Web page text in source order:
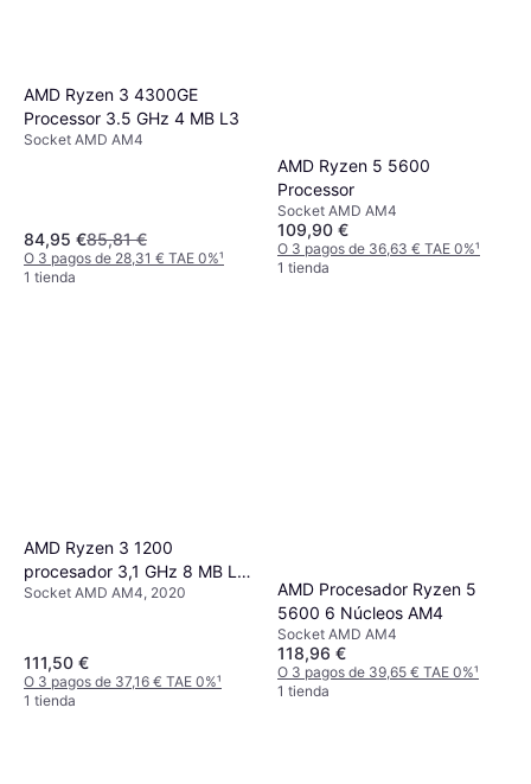
AMD Ryzen 3 4300GE
Processor 3.5 GHz 4 MB L3
Socket AMD AM4
84,95 €85,81 €
O 3 pagos de 28,31 € TAE 0%¹
1 tienda
AMD Ryzen 5 5600
Processor
Socket AMD AM4
109,90 €
O 3 pagos de 36,63 € TAE 0%¹
1 tienda
AMD Ryzen 3 1200
procesador 3,1 GHz 8 MB L3
Caja
Socket AMD AM4, 2020
111,50 €
O 3 pagos de 37,16 € TAE 0%¹
1 tienda
AMD Procesador Ryzen 5
5600 6 Núcleos AM4
Socket AMD AM4
118,96 €
O 3 pagos de 39,65 € TAE 0%¹
1 tienda